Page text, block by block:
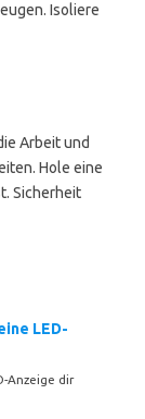
Isoliere
Arbeit und
Hole eine
Sicherheit
LED-
Anzeige dir